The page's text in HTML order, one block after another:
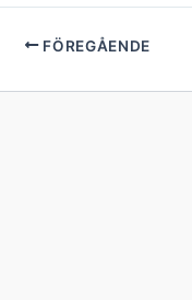
FÖREGÅENDE